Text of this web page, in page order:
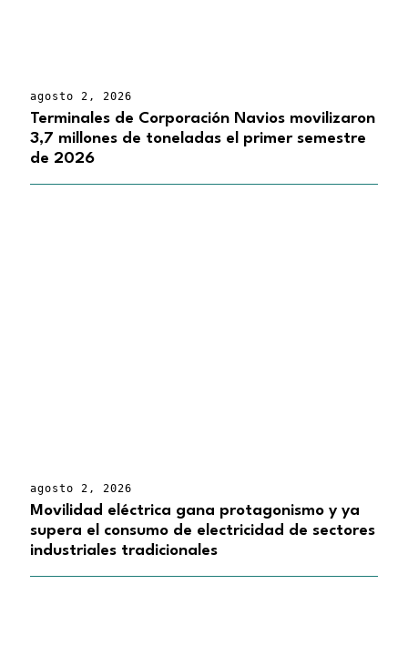
agosto 2, 2026
Terminales de Corporación Navios movilizaron
3,7 millones de toneladas el primer semestre
de 2026
agosto 2, 2026
Movilidad eléctrica gana protagonismo y ya
supera el consumo de electricidad de sectores
industriales tradicionales